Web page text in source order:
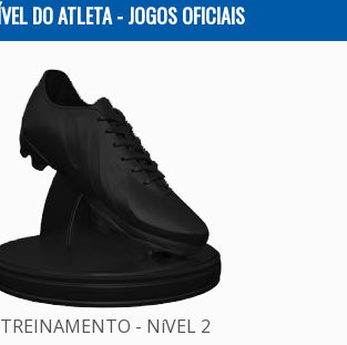
DO ATLETA - JOGOS OFICIAIS
TREINAMENTO - NíVEL 2